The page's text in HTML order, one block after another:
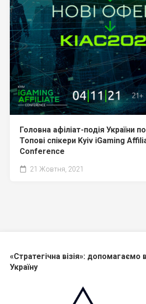
Головна афіліат-подія України
Топові спікери Kyiv iGaming
Conference
21 Жовтня, 2021
«Стратегічна візія»: допомагаємо
Україну